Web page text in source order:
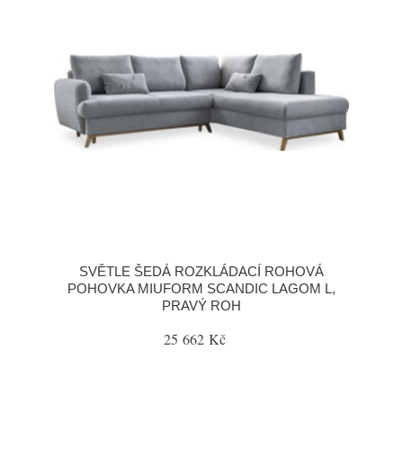
SVĚTLE ŠEDÁ ROZKLÁDACÍ ROHOVÁ
POHOVKA MIUFORM SCANDIC LAGOM L,
PRAVÝ ROH
25 662 Kč